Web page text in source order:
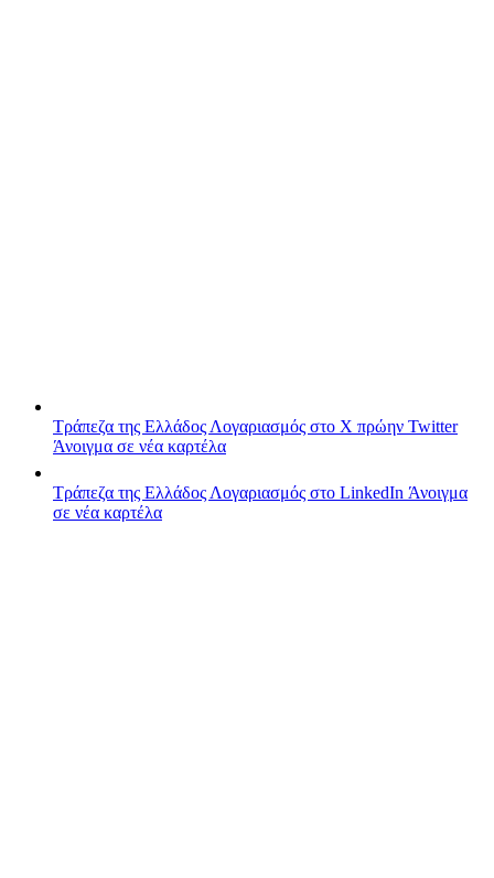
Τράπεζα της Ελλάδος Λογαριασμός στο X πρώην Twitter
Άνοιγμα σε νέα καρτέλα
Τράπεζα της Ελλάδος Λογαριασμός στο LinkedIn Άνοιγμα
σε νέα καρτέλα